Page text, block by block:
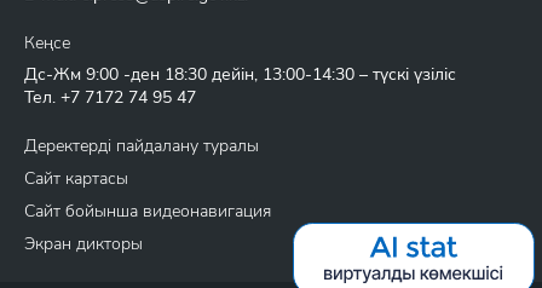
Кеңсе
Дс-Жм 9:00 -ден 18:30 дейін, 13:00-14:30 – түскі үзіліс
Тел. +7 7172 74 95 47
Деректерді пайдалану туралы
Сайт картасы
Сайт бойынша видеонавигация
Экран дикторы